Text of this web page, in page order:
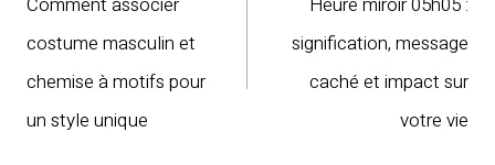
l’article
costume masculin et
chemise à motifs pour
un style unique
signification, message
caché et impact sur
votre vie